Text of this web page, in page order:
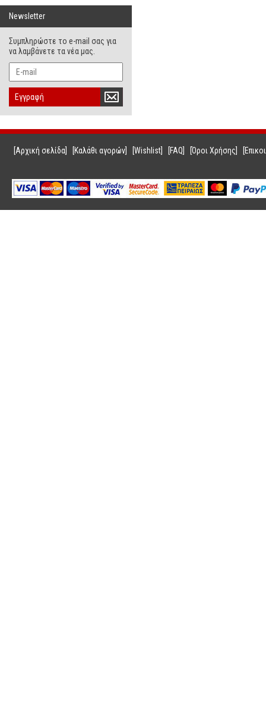
Newsletter
Συμπληρώστε το e-mail σας για
να λαμβάνετε τα νέα μας.
Εγγραφή
[Αρχική σελίδα] [Καλάθι αγορών] [Wishlist] [FAQ] [Όροι Χρήσης]